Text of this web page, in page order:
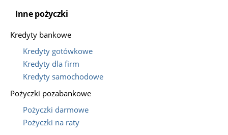
Inne pożyczki
Kredyty bankowe
Kredyty gotówkowe
Kredyty dla firm
Kredyty samochodowe
Pożyczki pozabankowe
Pożyczki darmowe
Pożyczki na raty